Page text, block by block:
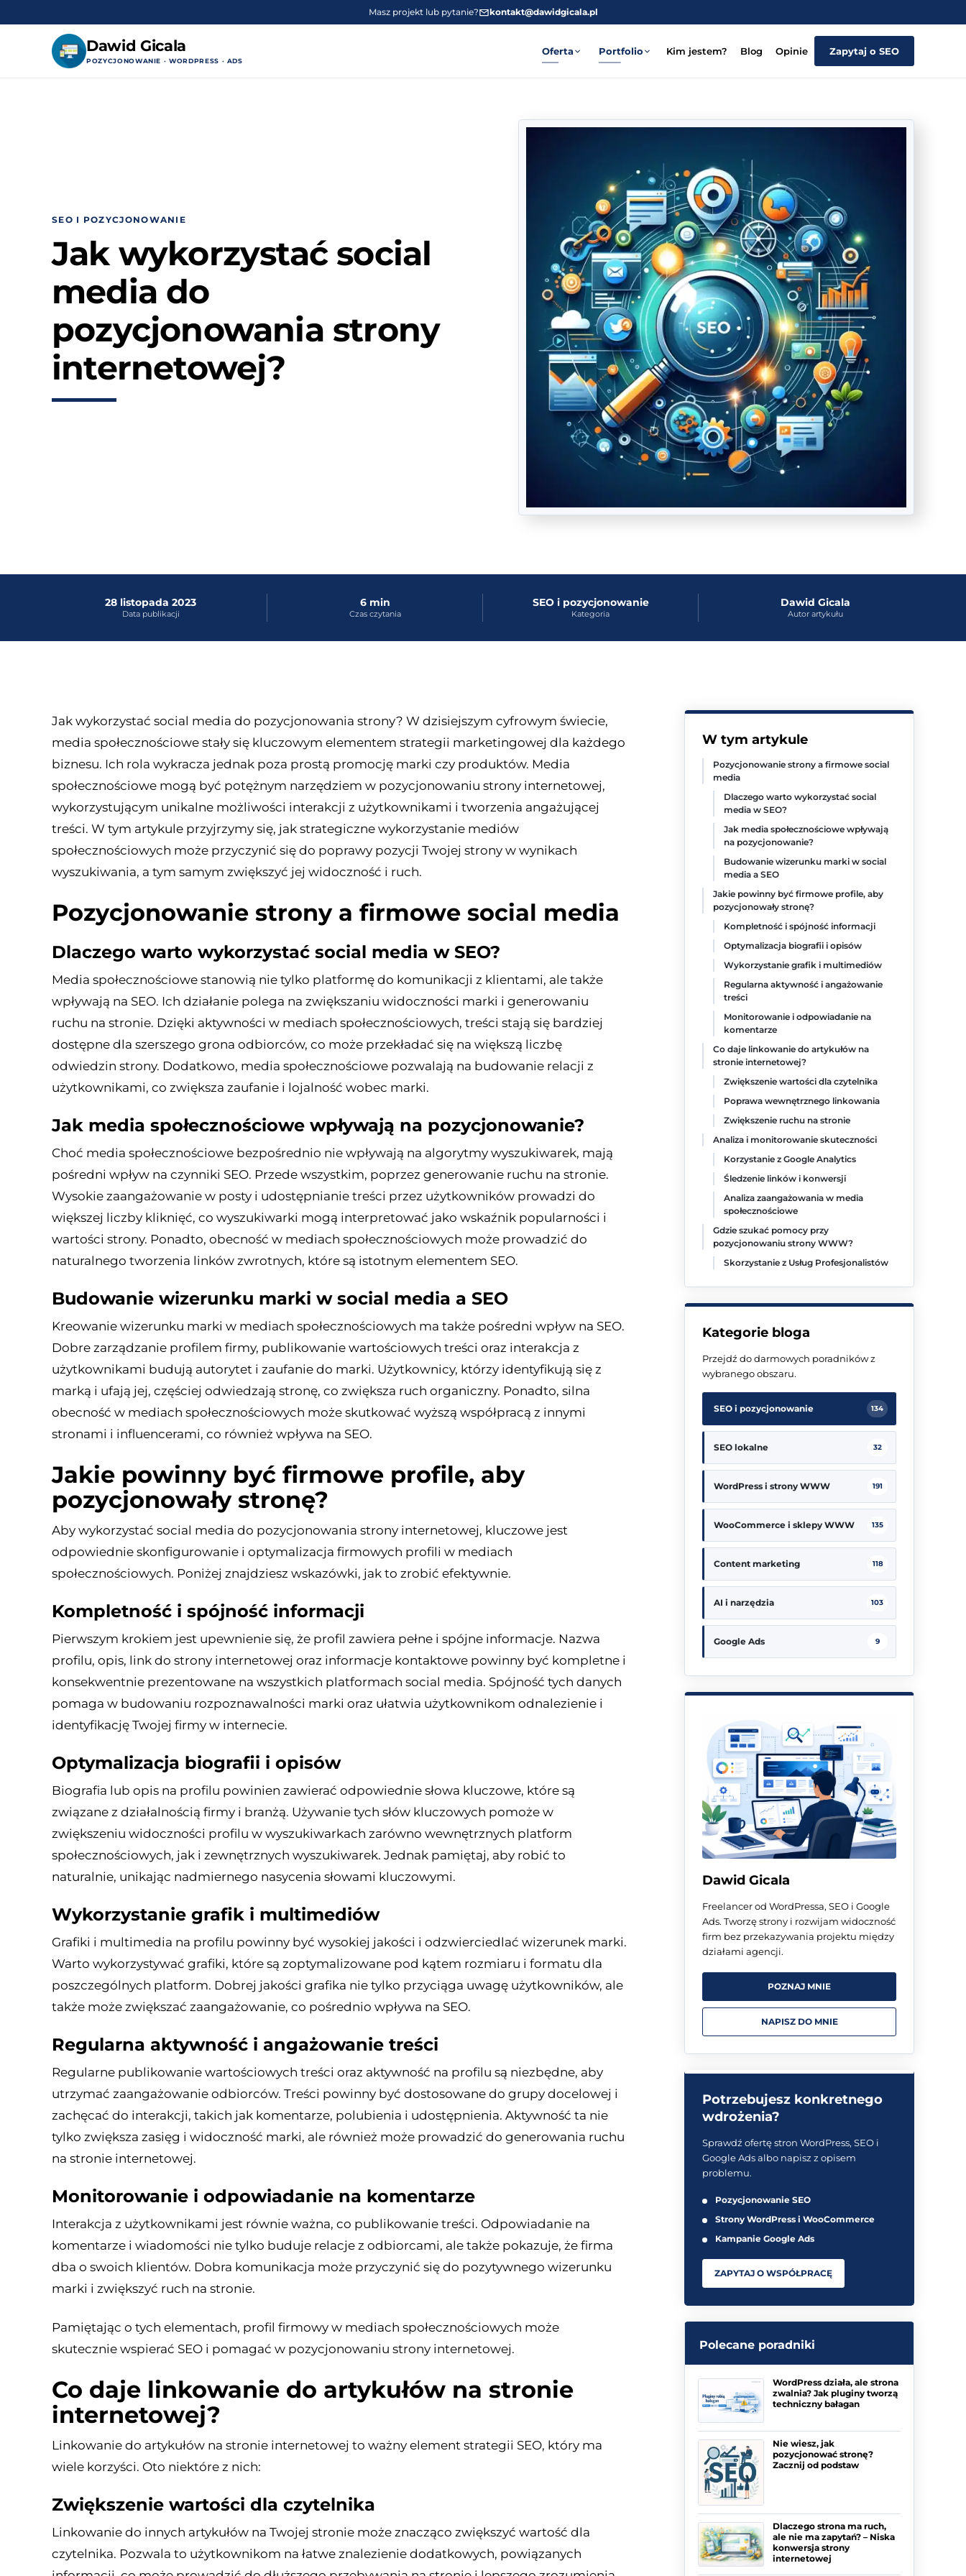
Masz projekt lub pytanie? kontakt@dawidgicala.pl
Dawid Gicala
POZYCJONOWANIE · WORDPRESS · ADS
Oferta Portfolio Kim jestem? Blog Opinie Zapytaj o SEO
SEO I POZYCJONOWANIE
Jak wykorzystać social
media do
pozycjonowania strony
internetowej?
28 listopada 2023
Data publikacji
6 min
Czas czytania
SEO i pozycjonowanie
Kategoria
Dawid Gicala
Autor artykułu
Jak wykorzystać social media do pozycjonowania strony? W dzisiejszym cyfrowym świecie,
media społecznościowe stały się kluczowym elementem strategii marketingowej dla każdego
biznesu. Ich rola wykracza jednak poza prostą promocję marki czy produktów. Media
społecznościowe mogą być potężnym narzędziem w pozycjonowaniu strony internetowej,
wykorzystującym unikalne możliwości interakcji z użytkownikami i tworzenia angażującej
treści. W tym artykule przyjrzymy się, jak strategiczne wykorzystanie mediów
społecznościowych może przyczynić się do poprawy pozycji Twojej strony w wynikach
wyszukiwania, a tym samym zwiększyć jej widoczność i ruch.
Pozycjonowanie strony a firmowe social media
Dlaczego warto wykorzystać social media w SEO?
Media społecznościowe stanowią nie tylko platformę do komunikacji z klientami, ale także
wpływają na SEO. Ich działanie polega na zwiększaniu widoczności marki i generowaniu
ruchu na stronie. Dzięki aktywności w mediach społecznościowych, treści stają się bardziej
dostępne dla szerszego grona odbiorców, co może przekładać się na większą liczbę
odwiedzin strony. Dodatkowo, media społecznościowe pozwalają na budowanie relacji z
użytkownikami, co zwiększa zaufanie i lojalność wobec marki.
Jak media społecznościowe wpływają na pozycjonowanie?
Choć media społecznościowe bezpośrednio nie wpływają na algorytmy wyszukiwarek, mają
pośredni wpływ na czynniki SEO. Przede wszystkim, poprzez generowanie ruchu na stronie.
Wysokie zaangażowanie w posty i udostępnianie treści przez użytkowników prowadzi do
większej liczby kliknięć, co wyszukiwarki mogą interpretować jako wskaźnik popularności i
wartości strony. Ponadto, obecność w mediach społecznościowych może prowadzić do
naturalnego tworzenia linków zwrotnych, które są istotnym elementem SEO.
Budowanie wizerunku marki w social media a SEO
Kreowanie wizerunku marki w mediach społecznościowych ma także pośredni wpływ na SEO.
Dobre zarządzanie profilem firmy, publikowanie wartościowych treści oraz interakcja z
użytkownikami budują autorytet i zaufanie do marki. Użytkownicy, którzy identyfikują się z
marką i ufają jej, częściej odwiedzają stronę, co zwiększa ruch organiczny. Ponadto, silna
obecność w mediach społecznościowych może skutkować wyższą współpracą z innymi
stronami i influencerami, co również wpływa na SEO.
Jakie powinny być firmowe profile, aby
pozycjonowały stronę?
Aby wykorzystać social media do pozycjonowania strony internetowej, kluczowe jest
odpowiednie skonfigurowanie i optymalizacja firmowych profili w mediach
społecznościowych. Poniżej znajdziesz wskazówki, jak to zrobić efektywnie.
Kompletność i spójność informacji
Pierwszym krokiem jest upewnienie się, że profil zawiera pełne i spójne informacje. Nazwa
profilu, opis, link do strony internetowej oraz informacje kontaktowe powinny być kompletne i
konsekwentnie prezentowane na wszystkich platformach social media. Spójność tych danych
pomaga w budowaniu rozpoznawalności marki oraz ułatwia użytkownikom odnalezienie i
identyfikację Twojej firmy w internecie.
Optymalizacja biografii i opisów
Biografia lub opis na profilu powinien zawierać odpowiednie słowa kluczowe, które są
związane z działalnością firmy i branżą. Używanie tych słów kluczowych pomoże w
zwiększeniu widoczności profilu w wyszukiwarkach zarówno wewnętrznych platform
społecznościowych, jak i zewnętrznych wyszukiwarek. Jednak pamiętaj, aby robić to
naturalnie, unikając nadmiernego nasycenia słowami kluczowymi.
Wykorzystanie grafik i multimediów
Grafiki i multimedia na profilu powinny być wysokiej jakości i odzwierciedlać wizerunek marki.
Warto wykorzystywać grafiki, które są zoptymalizowane pod kątem rozmiaru i formatu dla
poszczególnych platform. Dobrej jakości grafika nie tylko przyciąga uwagę użytkowników, ale
także może zwiększać zaangażowanie, co pośrednio wpływa na SEO.
Regularna aktywność i angażowanie treści
Regularne publikowanie wartościowych treści oraz aktywność na profilu są niezbędne, aby
utrzymać zaangażowanie odbiorców. Treści powinny być dostosowane do grupy docelowej i
zachęcać do interakcji, takich jak komentarze, polubienia i udostępnienia. Aktywność ta nie
tylko zwiększa zasięg i widoczność marki, ale również może prowadzić do generowania ruchu
na stronie internetowej.
Monitorowanie i odpowiadanie na komentarze
Interakcja z użytkownikami jest równie ważna, co publikowanie treści. Odpowiadanie na
komentarze i wiadomości nie tylko buduje relacje z odbiorcami, ale także pokazuje, że firma
dba o swoich klientów. Dobra komunikacja może przyczynić się do pozytywnego wizerunku
marki i zwiększyć ruch na stronie.
Pamiętając o tych elementach, profil firmowy w mediach społecznościowych może
skutecznie wspierać SEO i pomagać w pozycjonowaniu strony internetowej.
Co daje linkowanie do artykułów na stronie
internetowej?
Linkowanie do artykułów na stronie internetowej to ważny element strategii SEO, który ma
wiele korzyści. Oto niektóre z nich:
Zwiększenie wartości dla czytelnika
Linkowanie do innych artykułów na Twojej stronie może znacząco zwiększyć wartość dla
czytelnika. Pozwala to użytkownikom na łatwe znalezienie dodatkowych, powiązanych
W tym artykule
Pozycjonowanie strony a firmowe social
media
Dlaczego warto wykorzystać social
media w SEO?
Jak media społecznościowe wpływają
na pozycjonowanie?
Budowanie wizerunku marki w social
media a SEO
Jakie powinny być firmowe profile, aby
pozycjonowały stronę?
Kompletność i spójność informacji
Optymalizacja biografii i opisów
Wykorzystanie grafik i multimediów
Regularna aktywność i angażowanie
treści
Monitorowanie i odpowiadanie na
komentarze
Co daje linkowanie do artykułów na
stronie internetowej?
Zwiększenie wartości dla czytelnika
Poprawa wewnętrznego linkowania
Zwiększenie ruchu na stronie
Analiza i monitorowanie skuteczności
Korzystanie z Google Analytics
Śledzenie linków i konwersji
Analiza zaangażowania w media
społecznościowe
Gdzie szukać pomocy przy
pozycjonowaniu strony WWW?
Skorzystanie z Usług Profesjonalistów
Kategorie bloga
Przejdź do darmowych poradników z
wybranego obszaru.
SEO i pozycjonowanie 134
SEO lokalne 32
WordPress i strony WWW 191
WooCommerce i sklepy WWW 135
Content marketing 118
AI i narzędzia 103
Google Ads 9
Dawid Gicala
Freelancer od WordPressa, SEO i Google
Ads. Tworzę strony i rozwijam widoczność
firm bez przekazywania projektu między
działami agencji.
POZNAJ MNIE
NAPISZ DO MNIE
Potrzebujesz konkretnego
wdrożenia?
Sprawdź ofertę stron WordPress, SEO i
Google Ads albo napisz z opisem
problemu.
Pozycjonowanie SEO
Strony WordPress i WooCommerce
Kampanie Google Ads
ZAPYTAJ O WSPÓŁPRACĘ
Polecane poradniki
WordPress działa, ale strona
zwalnia? Jak pluginy tworzą
techniczny bałagan
Nie wiesz, jak
pozycjonować stronę?
Zacznij od podstaw
Dlaczego strona ma ruch,
ale nie ma zapytań? – Niska
konwersja strony
internetowej